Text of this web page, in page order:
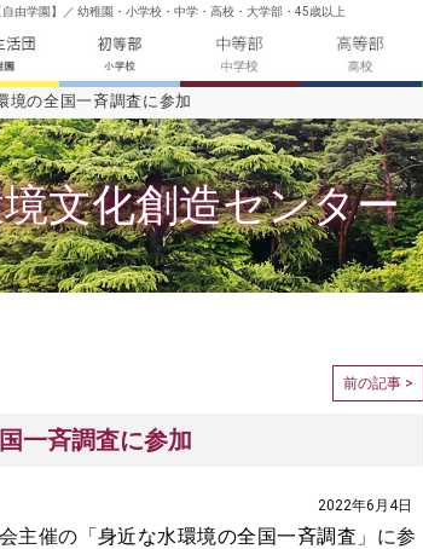
由学園】／ 幼稚園・小学校・中学・高校・大学部・45歳以上
境の全国一斉調査に参加
文化創造センター
前の記事 >
一斉調査に参加
2022年6月4日
主催の「身近な水環境の全国一斉調査 」に参